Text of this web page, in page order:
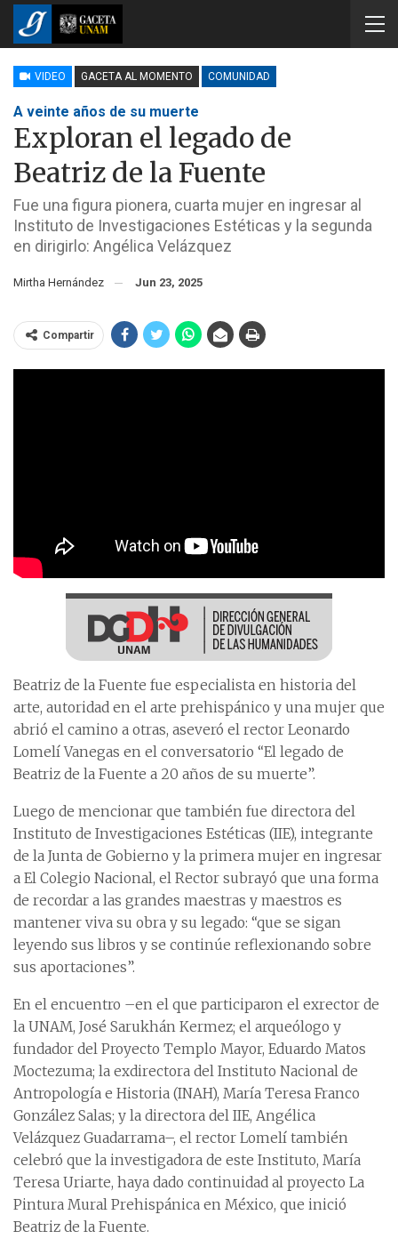
VIDEO GACETA AL MOMENTO COMUNIDAD
A veinte años de su muerte
Exploran el legado de
Beatriz de la Fuente
Fue una figura pionera, cuarta mujer en ingresar al
Instituto de Investigaciones Estéticas y la segunda
en dirigirlo: Angélica Velázquez
Mirtha Hernández Jun 23, 2025
Compartir
Beatriz de la Fuente fue especialista en historia del
arte, autoridad en el arte prehispánico y una mujer que
abrió el camino a otras, aseveró el rector Leonardo
Lomelí Vanegas en el conversatorio “El legado de
Beatriz de la Fuente a 20 años de su muerte”.
Luego de mencionar que también fue directora del
Instituto de Investigaciones Estéticas (IIE), integrante
de la Junta de Gobierno y la primera mujer en ingresar
a El Colegio Nacional, el Rector subrayó que una forma
de recordar a las grandes maestras y maestros es
mantener viva su obra y su legado: “que se sigan
leyendo sus libros y se continúe reflexionando sobre
sus aportaciones”.
En el encuentro –en el que participaron el exrector de
la UNAM, José Sarukhán Kermez; el arqueólogo y
fundador del Proyecto Templo Mayor, Eduardo Matos
Moctezuma; la exdirectora del Instituto Nacional de
Antropología e Historia (INAH), María Teresa Franco
González Salas; y la directora del IIE, Angélica
Velázquez Guadarrama–, el rector Lomelí también
celebró que la investigadora de este Instituto, María
Teresa Uriarte, haya dado continuidad al proyecto La
Pintura Mural Prehispánica en México, que inició
Beatriz de la Fuente.